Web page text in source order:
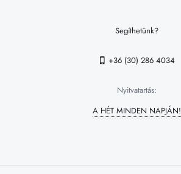
Segíthetünk?
+36 (30) 286 4034
Nyitvatartás:
A HÉT MINDEN NAPJÁN!